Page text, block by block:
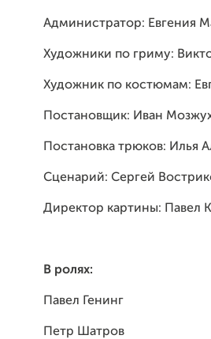
Администратор: Евгения
Художники по гриму:
Художник по костюмам:
Постановщик: Иван
Постановка трюков: Илья
Сценарий: Сергей
Директор картины: Павел
В ролях:
Павел Генинг
Петр Шатров